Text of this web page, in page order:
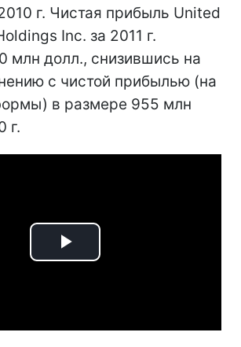
г. Чистая прибыль United
Inc. за 2011 г.
млн долл., снизившись на
с чистой прибылью (на
в размере 955 млн
г.
Play